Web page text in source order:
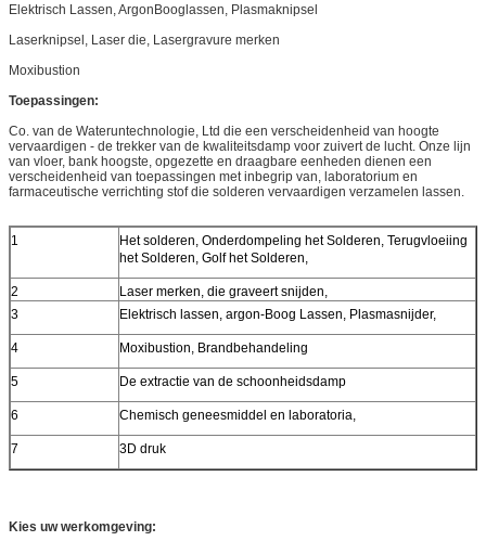
Elektrisch Lassen, ArgonBooglassen, Plasmaknipsel
Laserknipsel, Laser die, Lasergravure merken
Moxibustion
Toepassingen:
Co. van de Wateruntechnologie, Ltd die een verscheidenheid van hoogte
vervaardigen - de trekker van de kwaliteitsdamp voor zuivert de lucht. Onze lijn
van vloer, bank hoogste, opgezette en draagbare eenheden dienen een
verscheidenheid van toepassingen met inbegrip van, laboratorium en
farmaceutische verrichting stof die solderen vervaardigen verzamelen lassen.
1
Het solderen, Onderdompeling het Solderen, Terugvloeiing
het Solderen, Golf het Solderen,
2
Laser merken, die graveert snijden,
3
Elektrisch lassen, argon-Boog Lassen, Plasmasnijder,
4 Moxibustion, Brandbehandeling
5 De extractie van de schoonheidsdamp
6 Chemisch geneesmiddel en laboratoria,
7 3D druk
Kies uw werkomgeving: